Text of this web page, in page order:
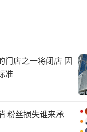
扬州。
机通过我们公
心的工作人员在
特地出具证明
来过，以免机
门店之一将闭店 因
准
粉丝损失谁来承